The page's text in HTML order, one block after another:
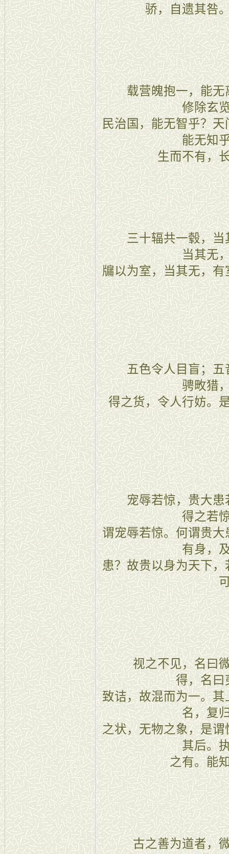
骄，自遗其咎
十章
载营魄抱一，能无离
修除玄
民治国，能无智乎？
能无知
生而不有，
十一
三十辐共一毂，当其
当其无
牖以为室，当其无，
十二
五色令人目盲；五音
骋畋猎
得之货，令人行妨。
十三
宠辱若惊，贵大患若
得之若
谓宠辱若惊。何谓贵
有身，
患？故贵以身为天下
十四
视之不见，名曰微
得，名曰
致诘，故混而为一。
名，复
之状，无物之象，是
其后。
之有。能
十五
古之善为道者，微